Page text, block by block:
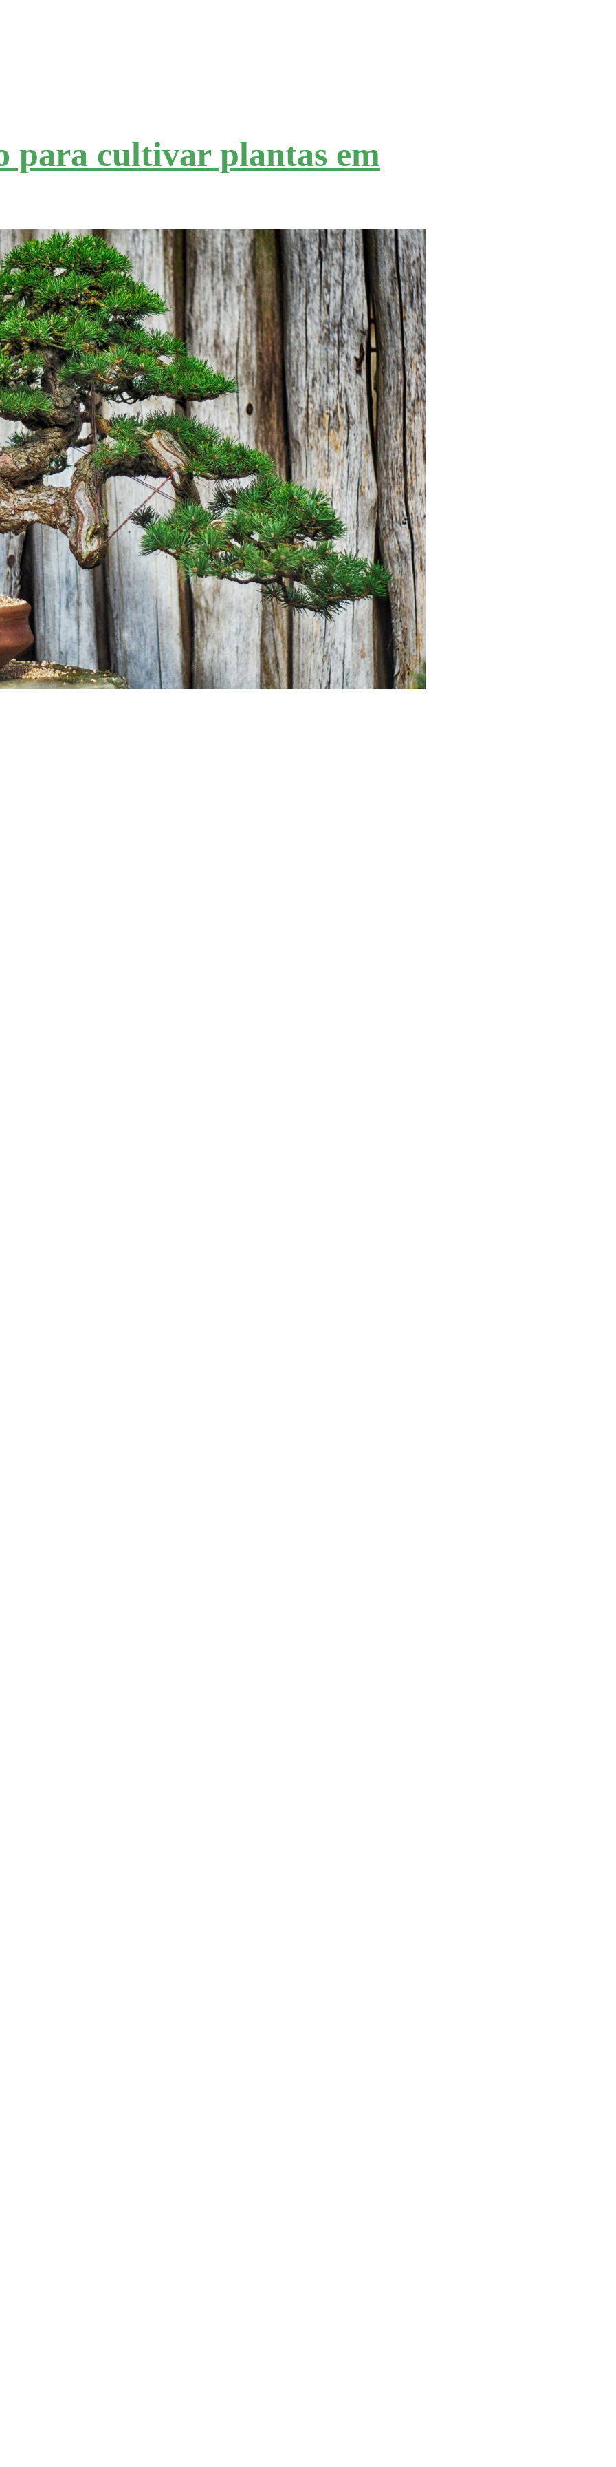
para cultivar plantas em